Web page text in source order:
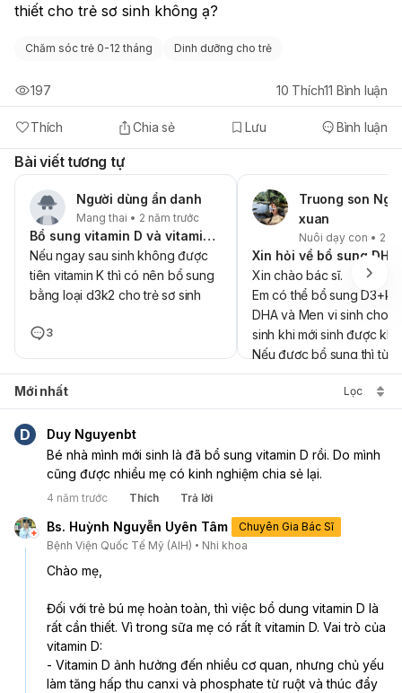
thiết cho trẻ sơ sinh không ạ?
Chăm sóc trẻ 0-12 tháng Dinh dưỡng cho trẻ
Thích Chia sẻ Lưu Bình luận
197 10 Thích11 Bình luận
Bài viết tương tự
Người dùng ẩn danh
Mang thai • 2 năm trước
Bổ sung vitamin D và vitamin K
Nếu ngay sau sinh không được
tiên vitamin K thì có nên bổ sung
bằng loại d3k2 cho trẻ sơ sinh
3
Truong son
xuan
Nuôi dạy con • 2
Xin chào bác sĩ.
Em có thể bổ sung D3+k2
DHA và Men vi sinh cho
sinh khi mới sinh được
Nếu được bổ sung thì từ
mấy ? Và liệu trình bao
ngày thì ngưng uống?
bổ sung đến 2 tuổi ạ. Em
2 4
Mới nhất Lọc
D
Duy Nguyenbt
Bé nhà mình mới sinh là đã bổ sung vitamin D rồi. Do mình
cũng được nhiều mẹ có kinh nghiệm chia sẻ lại.
4 năm trước Thích Trả lời
Bs. Huỳnh Nguyễn Uyên Tâm
Chuyên Gia Bác Sĩ
Bệnh Viện Quốc Tế Mỹ (AIH)
Nhi khoa
Chào mẹ,
Đối với trẻ bú mẹ hoàn toàn, thì việc bổ dung vitamin D là
rất cần thiết. Vì trong sữa mẹ có rất ít vitamin D. Vai trò của
vitamin D:
- Vitamin D ảnh hưởng đến nhiều cơ quan, nhưng chủ yếu
làm tăng hấp thu canxi và phosphate từ ruột và thúc đẩy